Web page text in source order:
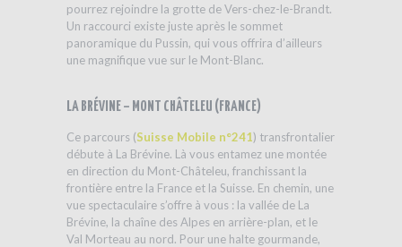
pourrez rejoindre la grotte de Vers-chez-le-Brandt.
Un raccourci existe juste après le sommet
panoramique du Pussin, qui vous offrira d’ailleurs
une magnifique vue sur le Mont-Blanc.
LA BRÉVINE – MONT CHÂTELEU (FRANCE)
Ce parcours (Suisse Mobile n°241) transfrontalier
débute à La Brévine. Là vous entamez une montée
en direction du Mont-Châteleu, franchissant la
frontière entre la France et la Suisse. En chemin, une
vue spectaculaire s’offre à vous : la vallée de La
Brévine, la chaîne des Alpes en arrière-plan, et le
Val Morteau au nord. Pour une halte gourmande,